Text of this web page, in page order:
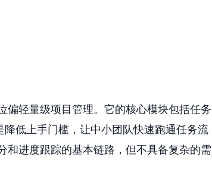
轻量级项目管理。它的核心模块包括任务
低上手门槛，让中小团队快速跑通任务流
进度跟踪的基本链路，但不具备复杂的需